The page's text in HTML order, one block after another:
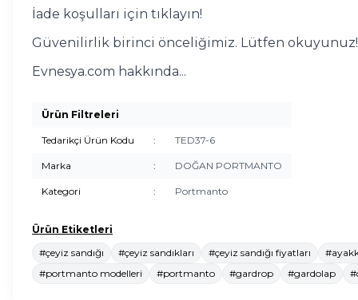
İade koşulları için tıklayın!
Güvenilirlik birinci önceliğimiz. Lütfen okuyunuz!
Evnesya.com hakkında...
Ürün Filtreleri
Tedarikçi Ürün Kodu : TED37-6
Marka : DOĞAN PORTMANTO
Kategori : Portmanto
Ürün Etiketleri
#çeyiz sandığı
#çeyiz sandıkları #çeyiz sandığı fiyatları
#portmanto modelleri
#portmanto #gardrop #gardolap